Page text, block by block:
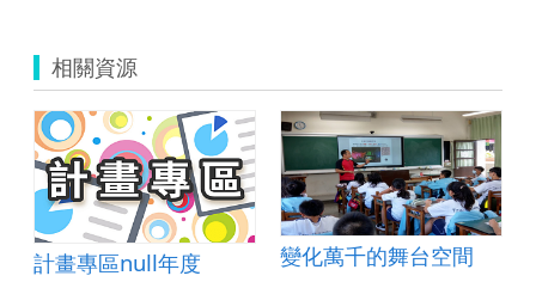
相關資源
計畫專區null年度 變化萬千的舞台空間